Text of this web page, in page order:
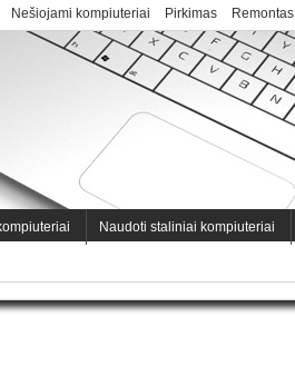
Nešiojami kompiuteriai Pirkimas Remontas
Naudoti staliniai kompiuteriai